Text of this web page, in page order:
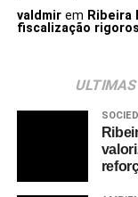
valdmirem Ribeira
fiscalização
ULTIMAS